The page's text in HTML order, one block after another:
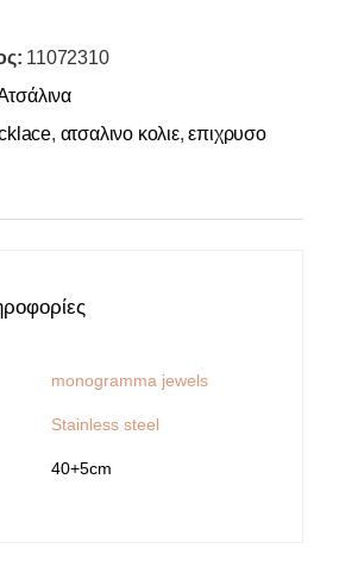
11072310
, ατσαλινο κολιε,επιχρυσο
monogramma jewels
Stainless steel
40+5cm